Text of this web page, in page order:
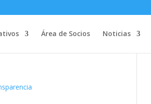
Área de Socios Noticias